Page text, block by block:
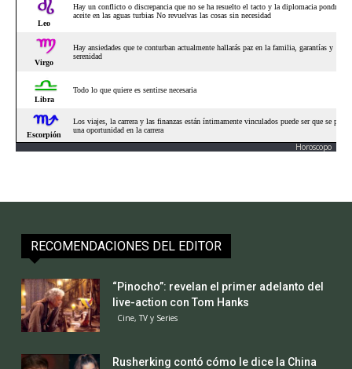
Horoscopo
RECOMENDACIONES DEL EDITOR
“Pinocho”: revelan el primer adelanto del
live-action con Tom Hanks
Cine, TV y Series
Rusherking contó cómo le dice la China